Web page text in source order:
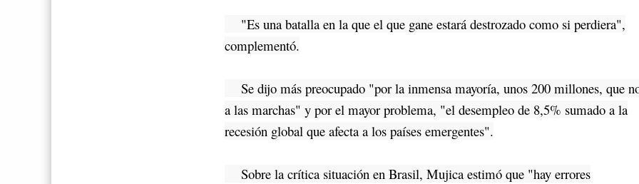
"Es una batalla en la que el que gane estará destrozado como si perdiera",
complementó.
Se dijo más preocupado "por la inmensa mayoría, unos 200 millones, que
a las marchas" y por el mayor problema, "el desempleo de 8,5% sumado a la
recesión global que afecta a los países emergentes".
Sobre la crítica situación en Brasil, Mujica estimó que "hay errores